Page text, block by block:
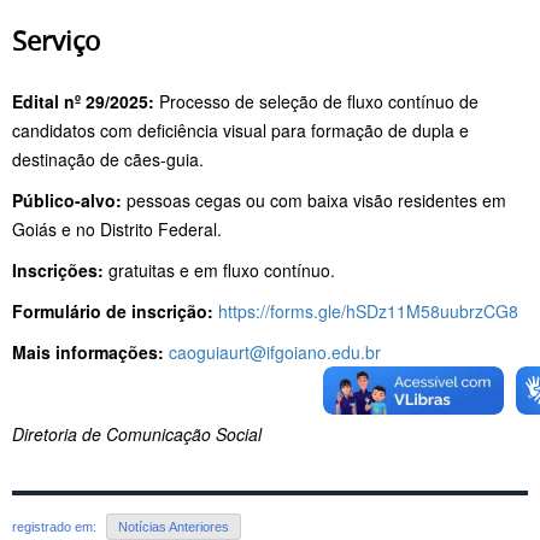
Serviço
Edital nº 29/2025: Processo de seleção de fluxo contínuo de
candidatos com deficiência visual para formação de dupla e
destinação de cães-guia.
Público-alvo: pessoas cegas ou com baixa visão residentes em
Goiás e no Distrito Federal.
Inscrições: gratuitas e em fluxo contínuo.
Formulário de inscrição: https://forms.gle/hSDz11M58uubrzCG8
Mais informações: caoguiaurt@ifgoiano.edu.br
Diretoria de Comunicação Social
registrado em: Notícias Anteriores